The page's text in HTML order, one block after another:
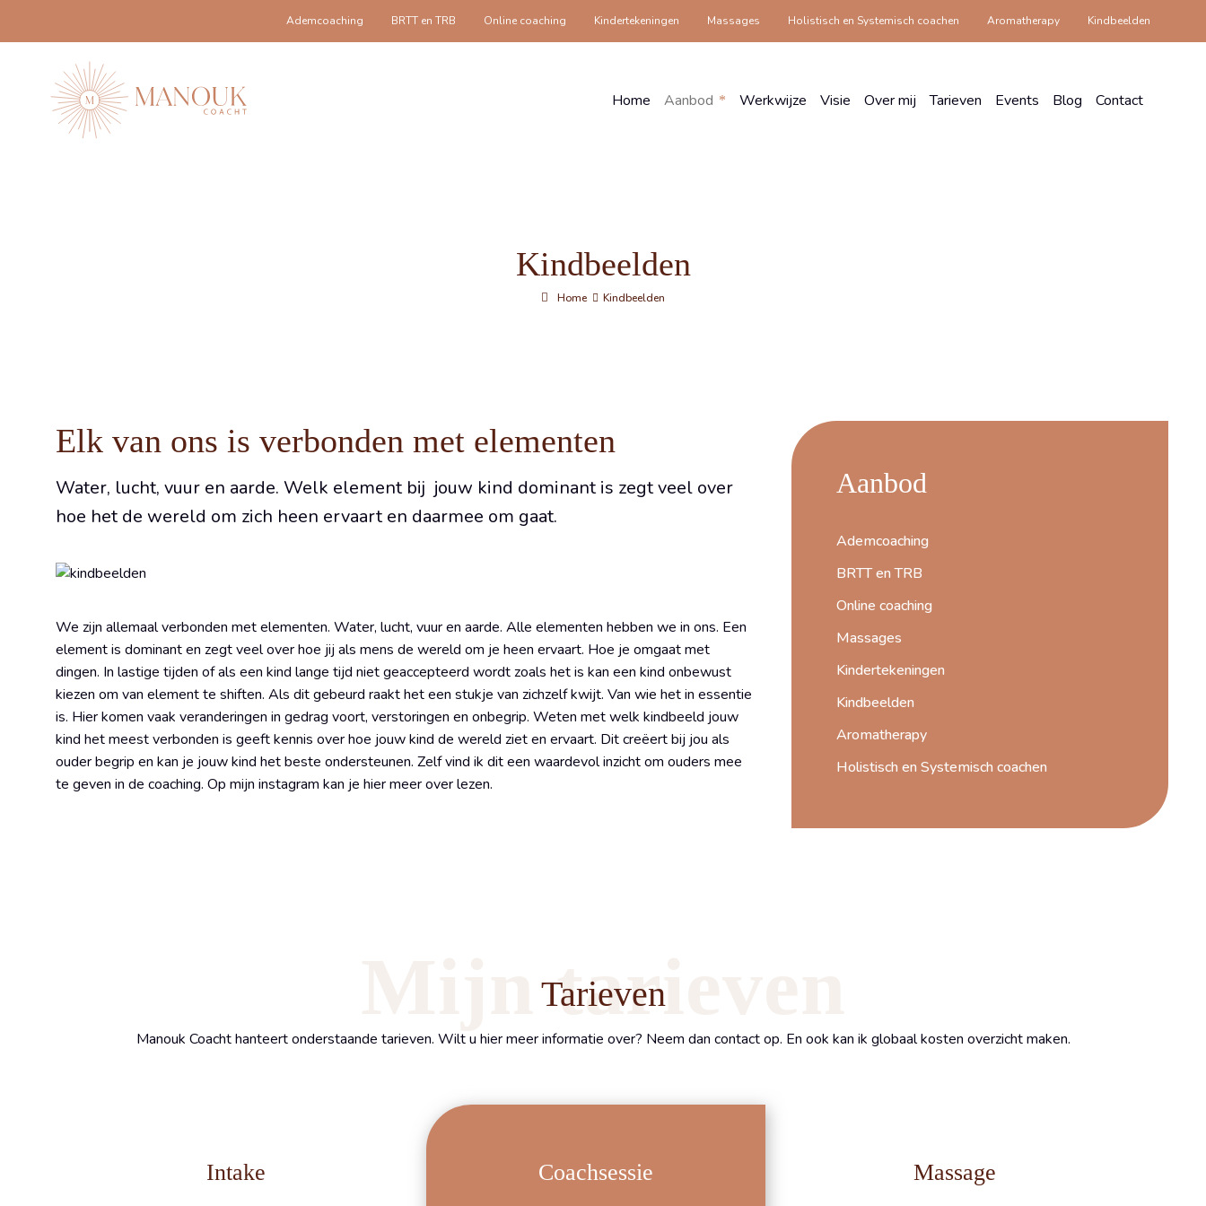
Ademcoaching BRTT en TRB Online coaching Kindertekeningen Massages Holistisch en Systemisch coachen Aromatherapy Kindbeelden
Home Aanbod Werkwijze Visie Over mij Tarieven Events Blog Contact
Kindbeelden
Home Kindbeelden
Elk van ons is verbonden met elementen
Water, lucht, vuur en aarde. Welk element bij jouw kind dominant is zegt veel over
hoe het de wereld om zich heen ervaart en daarmee om gaat.
We zijn allemaal verbonden met elementen. Water, lucht, vuur en aarde. Alle elementen hebben we in ons. Een
element is dominant en zegt veel over hoe jij als mens de wereld om je heen ervaart. Hoe je omgaat met
dingen. In lastige tijden of als een kind lange tijd niet geaccepteerd wordt zoals het is kan een kind onbewust
kiezen om van element te shiften. Als dit gebeurd raakt het een stukje van zichzelf kwijt. Van wie het in essentie
is. Hier komen vaak veranderingen in gedrag voort, verstoringen en onbegrip. Weten met welk kindbeeld jouw
kind het meest verbonden is geeft kennis over hoe jouw kind de wereld ziet en ervaart. Dit creëert bij jou als
ouder begrip en kan je jouw kind het beste ondersteunen. Zelf vind ik dit een waardevol inzicht om ouders mee
te geven in de coaching. Op mijn instagram kan je hier meer over lezen.
Aanbod
Ademcoaching
BRTT en TRB
Online coaching
Massages
Kindertekeningen
Kindbeelden
Aromatherapy
Holistisch en Systemisch coachen
Mijn tarieven
Tarieven
Manouk Coacht hanteert onderstaande tarieven. Wilt u hier meer informatie over? Neem dan contact op. En ook kan ik globaal kosten overzicht maken.
Intake Coachsessie Massage